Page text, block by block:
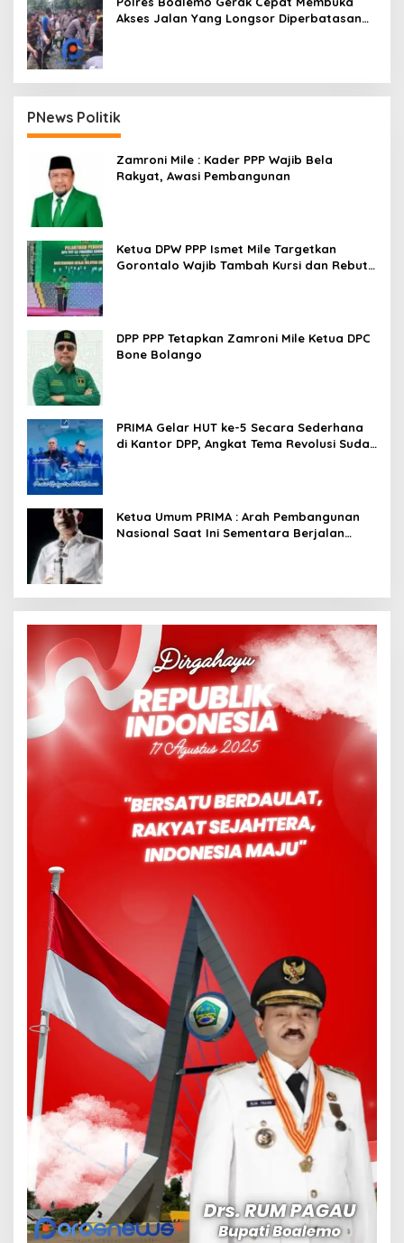
Akses Jalan Yang Longsor Diperbatasan
PNews Politik
Zamroni Mile : Kader PPP Wajib Bela
Rakyat, Awasi Pembangunan
Ketua DPW PPP Ismet Mile Targetkan
Gorontalo Wajib Tambah Kursi dan Rebut
DPP PPP Tetapkan Zamroni Mile Ketua DPC
Bone Bolango
PRIMA Gelar HUT ke-5 Secara Sederhana
di Kantor DPP, Angkat Tema Revolusi Sudah
Ketua Umum PRIMA : Arah Pembangunan
Nasional Saat Ini Sementara Berjalan